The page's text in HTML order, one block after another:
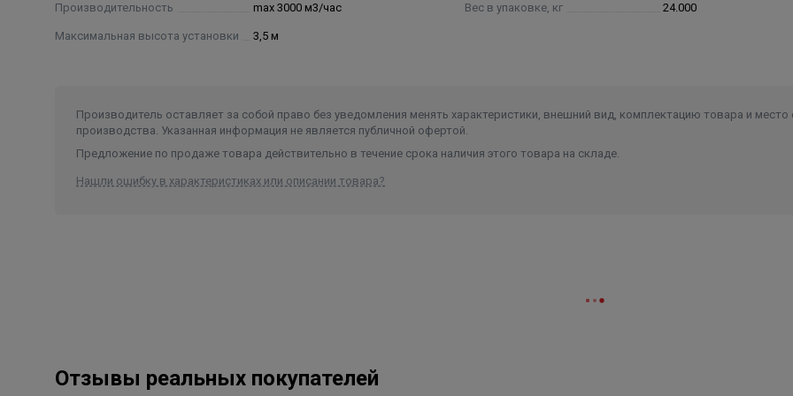
Производительность max 3000 м3/час
Максимальная высота установки 3,5 м
Вес в упаковке, кг 24.000
Производитель оставляет за собой право без уведомления менять характеристики, внешний вид, комплектацию товара и место
производства. Указанная информация не является публичной офертой.
Предложение по продаже товара действительно в течение срока наличия этого товара на складе.
Нашли ошибку в характеристиках или описании товара?
Отзывы реальных покупателей